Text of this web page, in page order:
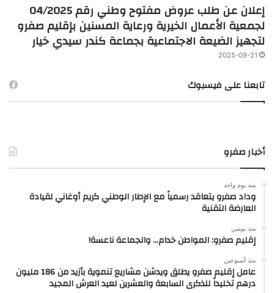
إعلان عن طلب عروض مفتوح وطني رقم 04/2025
لجمعية الأعمال الخيرية ورعاية المسنين بإقليم صفرو
لتجهيز الضيعة الاجتماعية بجماعة كندر سيدي خيار
2025-09-21
تابعنا على فيسبوك
أخبار صفرو
منذ يوم واحد
وداد صفرو يتعاقد رسمياً مع الإطار الوطني كريم أوغاني لقيادة
العارضة التقنية
منذ يومين
إقليم صفرو: المواطن خدام… والجماعة ناعسة!
منذ أسبوعين
عامل إقليم صفرو يطلق ويدشن مشاريع تنموية بأزيد من 186 مليون
درهم تخليداً للذكرى السابعة والعشرين لعيد العرش المجيد